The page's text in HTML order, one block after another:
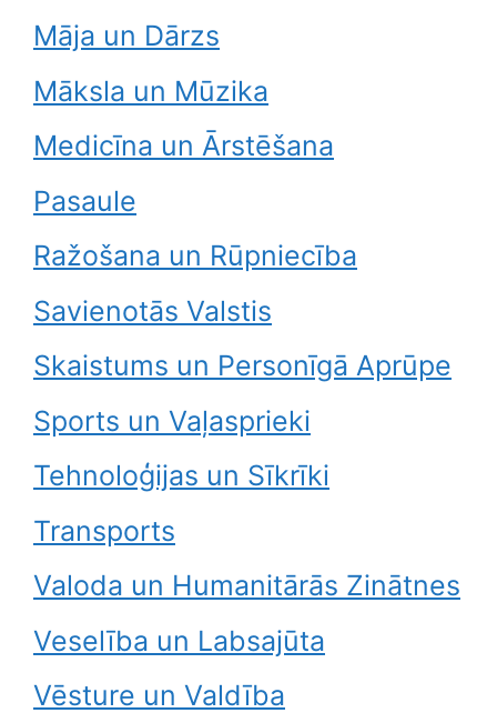
Māja un Dārzs
Māksla un Mūzika
Medicīna un Ārstēšana
Pasaule
Ražošana un Rūpniecība
Savienotās Valstis
Skaistums un Personīgā Aprūpe
Sports un Vaļasprieki
Tehnoloģijas un Sīkrīki
Transports
Valoda un Humanitārās Zinātnes
Veselība un Labsajūta
Vēsture un Valdība